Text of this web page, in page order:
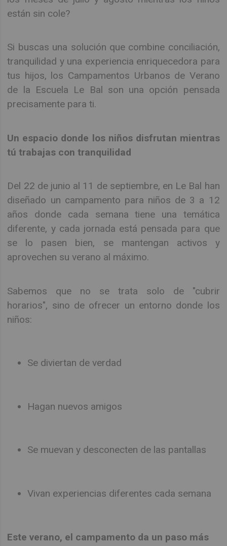
están sin cole?
Si buscas una solución que combine conciliación,
tranquilidad y una experiencia enriquecedora para
tus hijos, los Campamentos Urbanos de Verano
de la Escuela Le Bal son una opción pensada
precisamente para ti.
Un espacio donde los niños disfrutan mientras
tú trabajas con tranquilidad
Del 22 de junio al 11 de septiembre, en Le Bal han
diseñado un campamento para niños de 3 a 12
años donde cada semana tiene una temática
diferente, y cada jornada está pensada para que
se lo pasen bien, se mantengan activos y
aprovechen su verano al máximo.
Sabemos que no se trata solo de "cubrir
horarios", sino de ofrecer un entorno donde los
niños:
Se diviertan de verdad
Hagan nuevos amigos
Se muevan y desconecten de las pantallas
Vivan experiencias diferentes cada semana
Este verano, el campamento da un paso más